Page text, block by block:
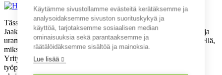
Käytämme sivustollamme evästeitä kerätäksemme ja
analysoidaksemme sivuston suorituskykyä ja
käyttöä, tarjotaksemme sosiaalisen median
ominaisuuksia sekä parantaaksemme ja
räätälöidäksemme sisältöä ja mainoksia.
Lue lisää
Tässä artikkelissa Q-Factoryn henkilöstöhallinnosta vastaava
Jaakko Hannuksela kertoo työntekijäkokemuksesta, kulttuurista ja
uramahdollisuuksista sekä valottaa, millaista meillä on työskennellä,
miksi moni viihtyy meillä pitkään – ja palaa vielä uudelleenkin.
Yrityskulttuuri syntyy arjen teoista Millainen sitten on hyvä
työpaikka IT-alalla tänä päivänä? Jaakko tiivistää vastauksen